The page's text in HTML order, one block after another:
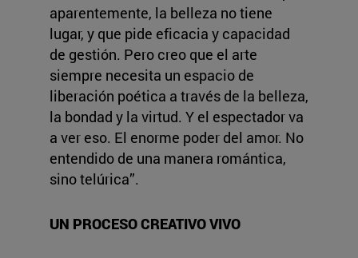
aparentemente, la belleza no tiene
lugar, y que pide eficacia y capacidad
de gestión. Pero creo que el arte
siempre necesita un espacio de
liberación poética a través de la belleza,
la bondad y la virtud. Y el espectador va
a ver eso. El enorme poder del amor. No
entendido de una manera romántica,
sino telúrica”.
UN PROCESO CREATIVO VIVO